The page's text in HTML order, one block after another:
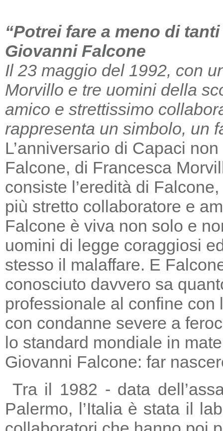
“Potrei fare a meno di
Giovanni Falcone
Il 23 maggio del 1992, con
Morvillo e tre uomini della
amico e strettissimo
rappresenta un simbolo, un
L’anniversario di Capaci
Falcone, di Francesca
consiste l’eredità di
più stretto collaboratore e
Falcone è viva non solo e
uomini di legge coraggiosi
stesso il malaffare. E
conosciuto davvero sa
professionale al confine
con condanne severe a
lo standard mondiale in
Giovanni Falcone: far
Tra il 1982 - data
Palermo, l’Italia è stata il